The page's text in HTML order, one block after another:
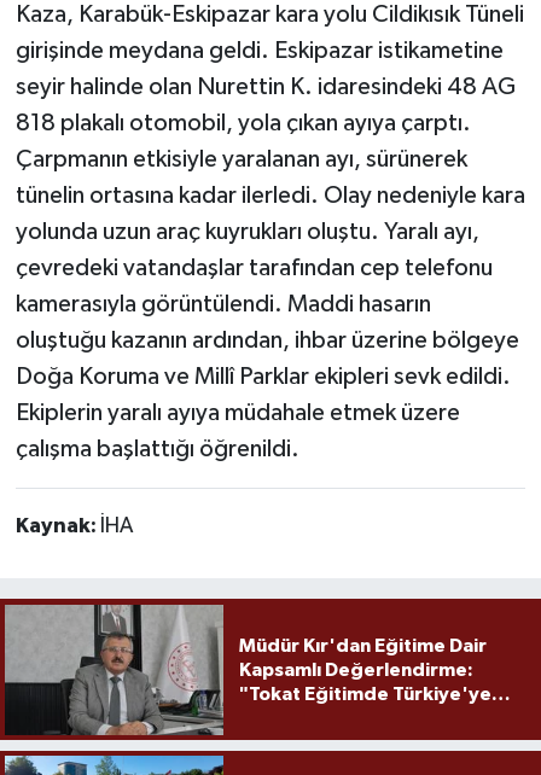
Kaza, Karabük-Eskipazar kara yolu Cildikısık Tüneli
girişinde meydana geldi. Eskipazar istikametine
seyir halinde olan Nurettin K. idaresindeki 48 AG
818 plakalı otomobil, yola çıkan ayıya çarptı.
Çarpmanın etkisiyle yaralanan ayı, sürünerek
tünelin ortasına kadar ilerledi. Olay nedeniyle kara
yolunda uzun araç kuyrukları oluştu. Yaralı ayı,
çevredeki vatandaşlar tarafından cep telefonu
kamerasıyla görüntülendi. Maddi hasarın
oluştuğu kazanın ardından, ihbar üzerine bölgeye
Doğa Koruma ve Millî Parklar ekipleri sevk edildi.
Ekiplerin yaralı ayıya müdahale etmek üzere
çalışma başlattığı öğrenildi.
Kaynak: İHA
Müdür Kır'dan Eğitime Dair
Kapsamlı Değerlendirme:
"Tokat Eğitimde Türkiye'ye